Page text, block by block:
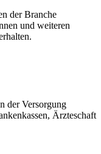
der Branche
und weiteren
der Versorgung
Ärzteschaft